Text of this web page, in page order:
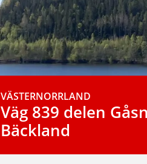
VÄSTERNORRLAND
Väg 839 delen
Bäckland